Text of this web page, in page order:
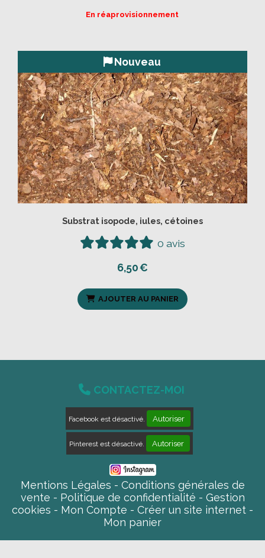
En réaprovisionnement
Substrat isopode, iules, cétoines
6,50€
0 avis
AJOUTER AU PANIER
Nouveau
 CONTACTEZ-MOI
Facebook est désactivé. Autoriser
Pinterest est désactivé. Autoriser
Mentions Légales
Conditions générales de
vente
Politique de confidentialité
Gestion
cookies
Mon Compte
Créer un site internet
Mon panier